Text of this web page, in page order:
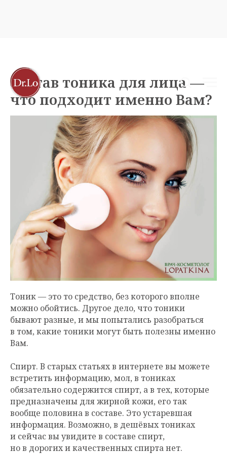
Состав тоника для лица —
что подходит именно Вам?
Тоник — это то средство, без которого вполне
можно обойтись. Другое дело, что тоники
бывают разные, и мы попытались разобраться
в том, какие тоники могут быть полезны именно
Вам.
Спирт. В старых статьях в интернете вы можете
встретить информацию, мол, в тониках
обязательно содержится спирт, а в тех, которые
предназначены для жирной кожи, его так
вообще половина в составе. Это устаревшая
информация. Возможно, в дешёвых тониках
и сейчас вы увидите в составе спирт,
но в дорогих и качественных спирта нет.